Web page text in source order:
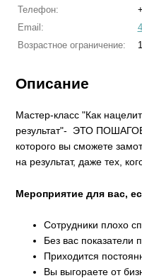
Телефон:
Email:
Возрастное ограничение:
Описание
Мастер-класс "Как
результат"- ЭТО
которого вы сможете
на результат, даже тех,
Мероприятие для вас,
Сотрудники плохо
Без вас показатели
Приходится
Вы выгораете от